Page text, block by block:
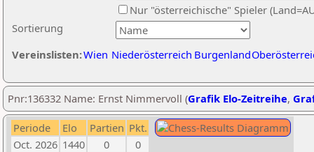
Sortierung
Nur "österreichische" Spieler
Vereinslisten:Wien Niederösterreich Burgenland
Pnr:136332 Name: Ernst Nimmervoll (Grafik Elo-Zeitreihe,
Periode Elo Partien Pkt.
Oct. 2026 1440 0
0